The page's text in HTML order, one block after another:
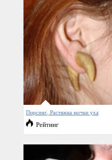
Пирсинг, Растяжка мочки уха
Рейтинг